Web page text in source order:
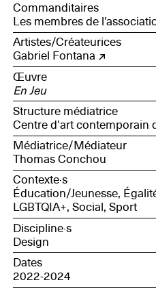
Commanditaires
Les membres de
Artistes/Créateurices
Gabriel Fontana
Œuvre
En Jeu
Structure médiatrice
Centre d'art contemporain
Médiatrice/Médiateur
Thomas Conchou
Contexte·s
Éducation/Jeunesse,
LGBTQIA+, Social, Sport
Discipline·s
Design
Dates
2022-2024